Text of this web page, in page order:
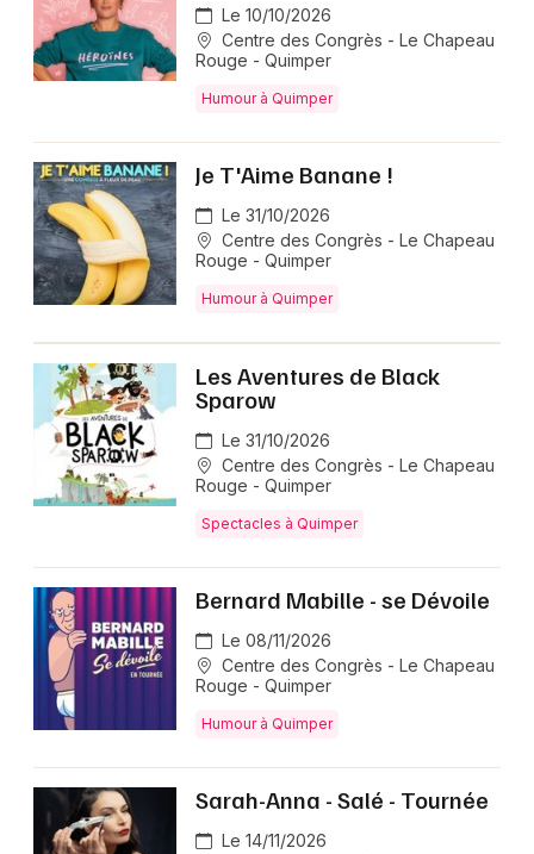
Le 10/10/2026
Centre des Congrès - Le Chapeau
Rouge - Quimper
Humour à Quimper
Je T'Aime Banane !
Le 31/10/2026
Centre des Congrès - Le Chapeau
Rouge - Quimper
Humour à Quimper
Les Aventures de Black
Sparow
Le 31/10/2026
Centre des Congrès - Le Chapeau
Rouge - Quimper
Spectacles à Quimper
Bernard Mabille - se Dévoile
Le 08/11/2026
Centre des Congrès - Le Chapeau
Rouge - Quimper
Humour à Quimper
Sarah-Anna - Salé - Tournée
Le 14/11/2026